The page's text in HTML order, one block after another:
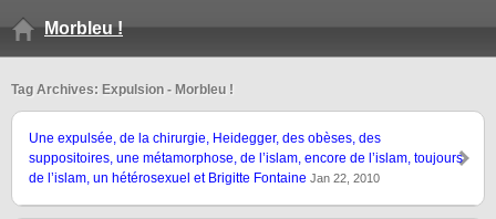
Morbleu !
Tag Archives: Expulsion - Morbleu !
Une expulsée, de la chirurgie, Heidegger, des obèses, des
suppositoires, une métamorphose, de l’islam, encore de l’islam, toujours
de l’islam, un hétérosexuel et Brigitte Fontaine Jan 22, 2010